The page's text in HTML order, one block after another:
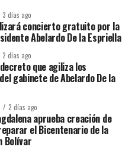
3 días ago
concierto gratuito por la
Abelardo De la Espriella
2 días ago
que agiliza los
gabinete de Abelardo De la
2 días ago
aprueba creación de
el Bicentenario de la
Bolívar